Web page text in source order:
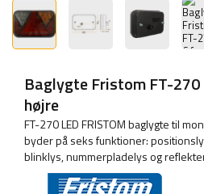
Baglygte Fristom FT-
højre
FT-270 LED FRISTOM baglygte til
byder på seks funktioner:
blinklys, nummerpladelys og